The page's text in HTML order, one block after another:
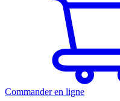
Commander en ligne